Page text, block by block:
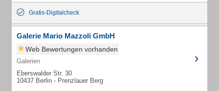
Gratis-Digitalcheck
Galerie Mario Mazzoli GmbH
Web Bewertungen vorhanden
Galerien
Eberswalder Str. 30
10437 Berlin - Prenzlauer Berg